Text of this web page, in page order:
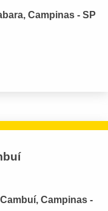
Campinas - SP
Campinas -